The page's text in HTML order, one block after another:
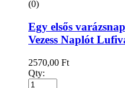
(0)
Egy elsős
Vezess Naplót
2570,00 Ft
Qty: